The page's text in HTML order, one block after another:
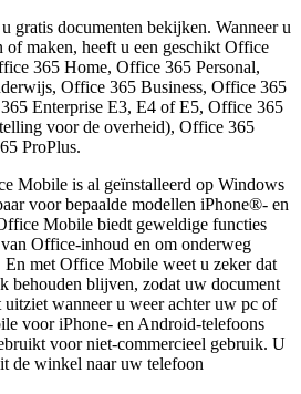
gratis documenten bekijken. Wanneer u
maken, heeft u een geschikt Office
365 Home, Office 365 Personal,
Office 365 Business, Office 365
Enterprise E3, E4 of E5, Office 365
voor de overheid), Office 365
ProPlus.
Mobile is al geïnstalleerd op Windows
voor bepaalde modellen iPhone®- en
Mobile biedt geweldige functies
Office-inhoud en om onderweg
En met Office Mobile weet u zeker dat
behouden blijven, zodat uw document
uitziet wanneer u weer achter uw pc of
voor iPhone- en Android-telefoons
voor niet-commercieel gebruik. U
de winkel naar uw telefoon